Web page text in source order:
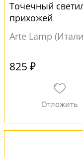
Точечный
прихожей
Arte Lamp
825 ₽